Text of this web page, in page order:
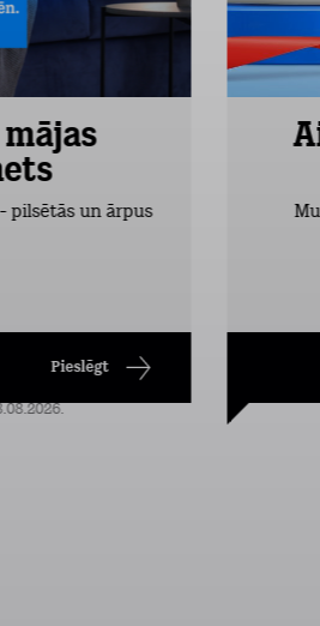
pilsētās un ārpus
Pieslēgt